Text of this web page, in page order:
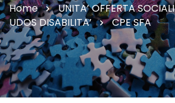
Home
UNITA’ OFFERTA SOCIALI
UDOS DISABILITA’
CPE SFA